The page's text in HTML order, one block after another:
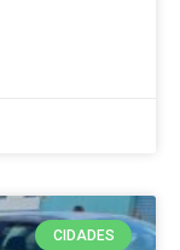
CIDADES